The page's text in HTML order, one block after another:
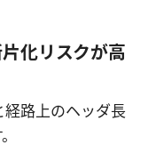
化リスクが高
経路上のヘッダ長